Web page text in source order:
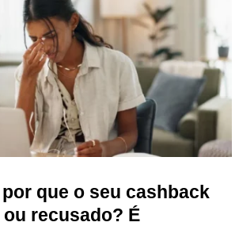
que o seu cashback
recusado? É